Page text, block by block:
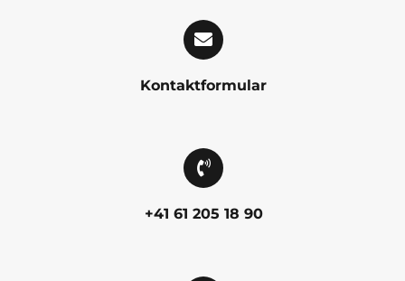
Kontaktformular
+41 61 205 18 90